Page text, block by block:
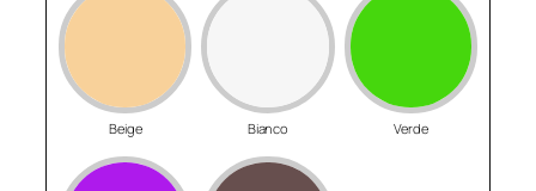
Beige Bianco Verde